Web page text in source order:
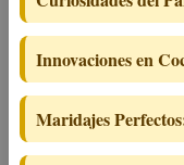
Innovaciones en
Maridajes